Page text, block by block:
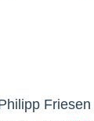
Friesen